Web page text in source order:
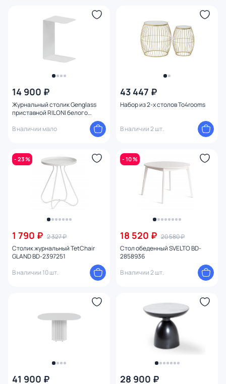
14 900 ₽
Журнальный столик Genglass
приставной RILONI белого
цвета, 60 х 40 см BD-2847691
В наличии мало
43 447 ₽
Набор из 2-х столов To4rooms
В наличии 2 шт.
- 23 %
1 790 ₽ 2 327 ₽
Столик журнальный TetChair
GLAND BD-2397251
В наличии 10 шт.
- 10 %
18 520 ₽ 20 580 ₽
Стол обеденный SVELTO BD-
2858936
В наличии 2 шт.
41 900 ₽ 28 900 ₽